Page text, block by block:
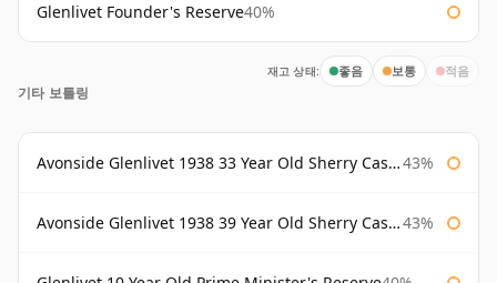
Glenlivet Founder's Reserve40%
재고 상태: 좋음 보통 적음
기타 보틀링
Avonside Glenlivet 1938 33 Year Old Sherry Cask Gordon & Macphail 43%
Avonside Glenlivet 1938 39 Year Old Sherry Cask Gordon & Macphail 43%